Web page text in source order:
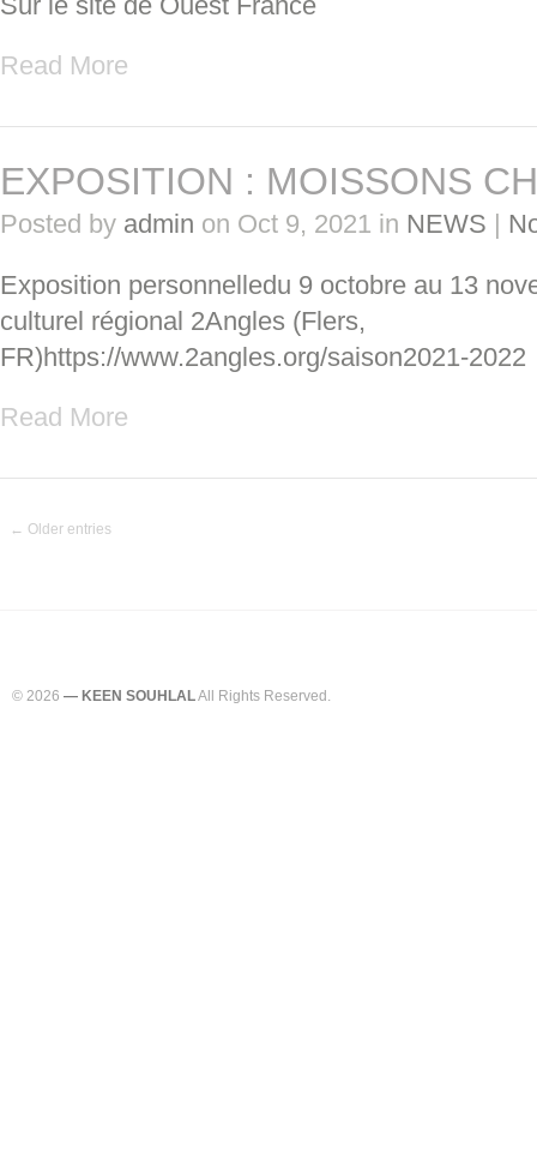
Sur le site de Ouest France
Read More
EXPOSITION : MOISSONS
Posted by admin on Oct 9, 2021 in NEWS
Exposition personnelledu 9 octobre au 13
culturel régional 2Angles (Flers,
FR)https://www.2angles.org/saison2021-2022
Read More
← Older entries
© 2026 — KEEN SOUHLALAll Rights Reserved.